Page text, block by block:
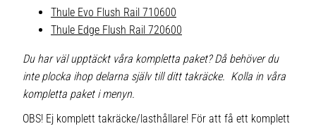
Thule Evo Flush Rail 710600
Thule Edge Flush Rail 720600
Du har väl upptäckt våra kompletta paket? Då behöver du
inte plocka ihop delarna själv till ditt takräcke. Kolla in våra
kompletta paket i menyn.
OBS! Ej komplett takräcke/lasthållare! För att få ett komplett